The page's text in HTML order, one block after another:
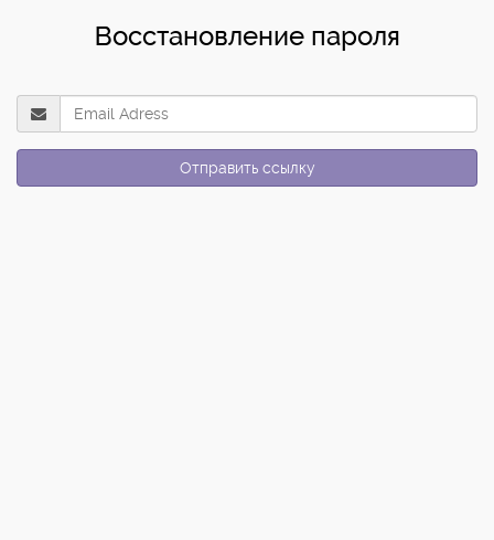
Восстановление пароля
Отправить ссылку